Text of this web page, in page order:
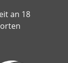
an 18